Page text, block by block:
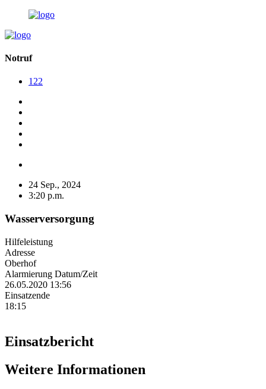
Notruf
122
24 Sep., 2024
3:20 p.m.
Wasserversorgung
Hilfeleistung
Adresse
Oberhof
Alarmierung Datum/Zeit
26.05.2020 13:56
Einsatzende
18:15
Einsatzbericht
Weitere Informationen